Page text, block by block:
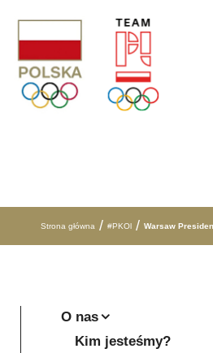
Strona główna / #PKOl / Warsaw
O nas
Kim jesteśmy?